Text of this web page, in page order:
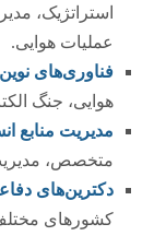
استراتژیک،
عملیات هوایی.
فناوری‌های
هوایی، جنگ
مدیریت منابع
متخصص،
دکترین‌های
کشورهای